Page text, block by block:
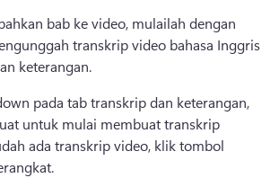
bab ke video, mulailah dengan
transkrip video bahasa Inggris
keterangan.
pada tab transkrip dan keterangan,
untuk mulai membuat transkrip
ada transkrip video, klik tombol